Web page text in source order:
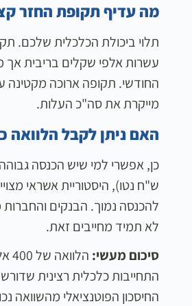
מה עדיף תקופת החזר
תלוי ביכולת הכלכלית שלכם.
עשרות אלפי שקלים בריבית
החודשי. תקופה ארוכה מקטינה
מייקרת את סה"כ העלות.
האם ניתן לקבל הלוואה
ש"ח נטו), היסטוריית אשראי
להכנסה נמוך. הבנקים
לא תמיד מחייבים זאת.
סיכום מעשי:
התחייבות כלכלית רצינית
החיסכון הפוטנציאלי מהשוואה